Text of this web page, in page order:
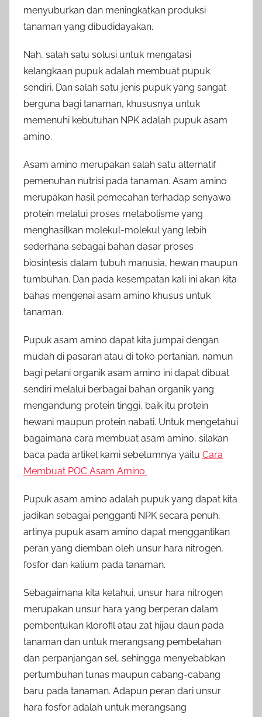
menyuburkan dan meningkatkan produksi
tanaman yang dibudidayakan.
Nah, salah satu solusi untuk mengatasi
kelangkaan pupuk adalah membuat pupuk
sendiri. Dan salah satu jenis pupuk yang sangat
berguna bagi tanaman, khususnya untuk
memenuhi kebutuhan NPK adalah pupuk asam
amino.
Asam amino merupakan salah satu alternatif
pemenuhan nutrisi pada tanaman. Asam amino
merupakan hasil pemecahan terhadap senyawa
protein melalui proses metabolisme yang
menghasilkan molekul-molekul yang lebih
sederhana sebagai bahan dasar proses
biosintesis dalam tubuh manusia, hewan maupun
tumbuhan. Dan pada kesempatan kali ini akan kita
bahas mengenai asam amino khusus untuk
tanaman.
Pupuk asam amino dapat kita jumpai dengan
mudah di pasaran atau di toko pertanian, namun
bagi petani organik asam amino ini dapat dibuat
sendiri melalui berbagai bahan organik yang
mengandung protein tinggi, baik itu protein
hewani maupun protein nabati. Untuk mengetahui
bagaimana cara membuat asam amino, silakan
baca pada artikel kami sebelumnya yaitu Cara
Membuat POC Asam Amino.
Pupuk asam amino adalah pupuk yang dapat kita
jadikan sebagai pengganti NPK secara penuh,
artinya pupuk asam amino dapat menggantikan
peran yang diemban oleh unsur hara nitrogen,
fosfor dan kalium pada tanaman.
Sebagaimana kita ketahui, unsur hara nitrogen
merupakan unsur hara yang berperan dalam
pembentukan klorofil atau zat hijau daun pada
tanaman dan untuk merangsang pembelahan
dan perpanjangan sel, sehingga menyebabkan
pertumbuhan tunas maupun cabang-cabang
baru pada tanaman. Adapun peran dari unsur
hara fosfor adalah untuk merangsang